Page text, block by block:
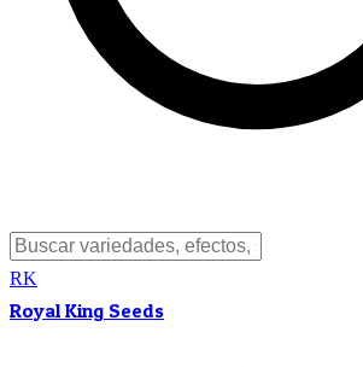
RK
Royal King Seeds